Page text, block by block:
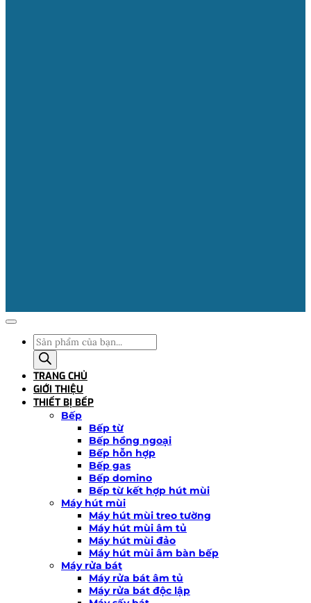
Tìm
kiếm
sản
phẩm
TRANG CHỦ
GIỚI THIỆU
THIẾT BỊ BẾP
Bếp
Bếp từ
Bếp hồng ngoại
Bếp hỗn hợp
Bếp gas
Bếp domino
Bếp từ kết hợp hút mùi
Máy hút mùi
Máy hút mùi treo tường
Máy hút mùi âm tủ
Máy hút mùi đảo
Máy hút mùi âm bàn bếp
Máy rửa bát
Máy rửa bát âm tủ
Máy rửa bát độc lập